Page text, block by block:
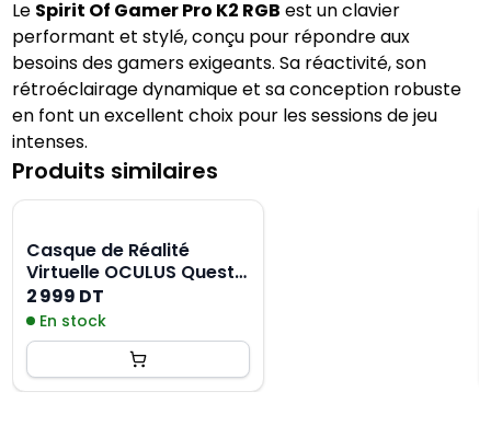
Le Spirit Of Gamer Pro K2 RGB est un clavier
performant et stylé, conçu pour répondre aux
besoins des gamers exigeants. Sa réactivité, son
rétroéclairage dynamique et sa conception robuste
en font un excellent choix pour les sessions de jeu
intenses.
Produits similaires
Casque de Réalité
Virtuelle OCULUS Quest 3
Tout en un 512GO
2 999 DT
En stock